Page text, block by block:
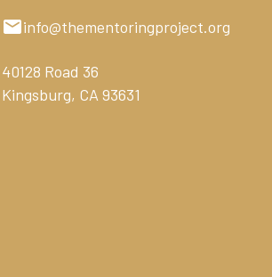
info@thementoringproject.org
40128 Road 36
Kingsburg, CA 93631